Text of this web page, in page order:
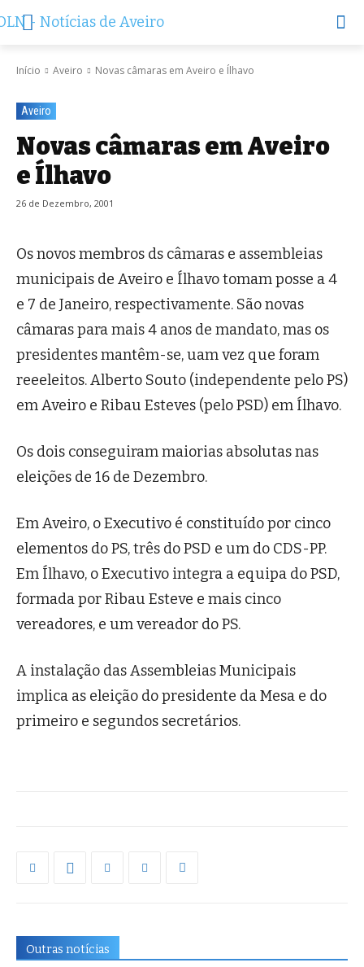
Início Aveiro Novas câmaras em Aveiro e Ílhavo
Aveiro
Novas câmaras em Aveiro
e Ílhavo
26 de Dezembro, 2001
Os novos membros ds câmaras e assembleias
municipais de Aveiro e Ílhavo tomam posse a 4
e 7 de Janeiro, respectivamente. São novas
câmaras para mais 4 anos de mandato, mas os
presidentes mantêm-se, uam vez que foram
reeeleitos. Alberto Souto (independente pelo PS)
em Aveiro e Ribau Esteves (pelo PSD) em Ílhavo.
Os dois conseguiram maiorias absolutas nas
eleições de 16 de Dezembro.
Em Aveiro, o Executivo é constituído por cinco
elementos do PS, três do PSD e um do CDS-PP.
Em Ílhavo, o Executivo integra a equipa do PSD,
formada por Ribau Esteve e mais cinco
vereadores, e um vereador do PS.
A instalação das Assembleias Municipais
implica as eleição do presidente da Mesa e do
primeiro e segundos secretários.
Outras notícias